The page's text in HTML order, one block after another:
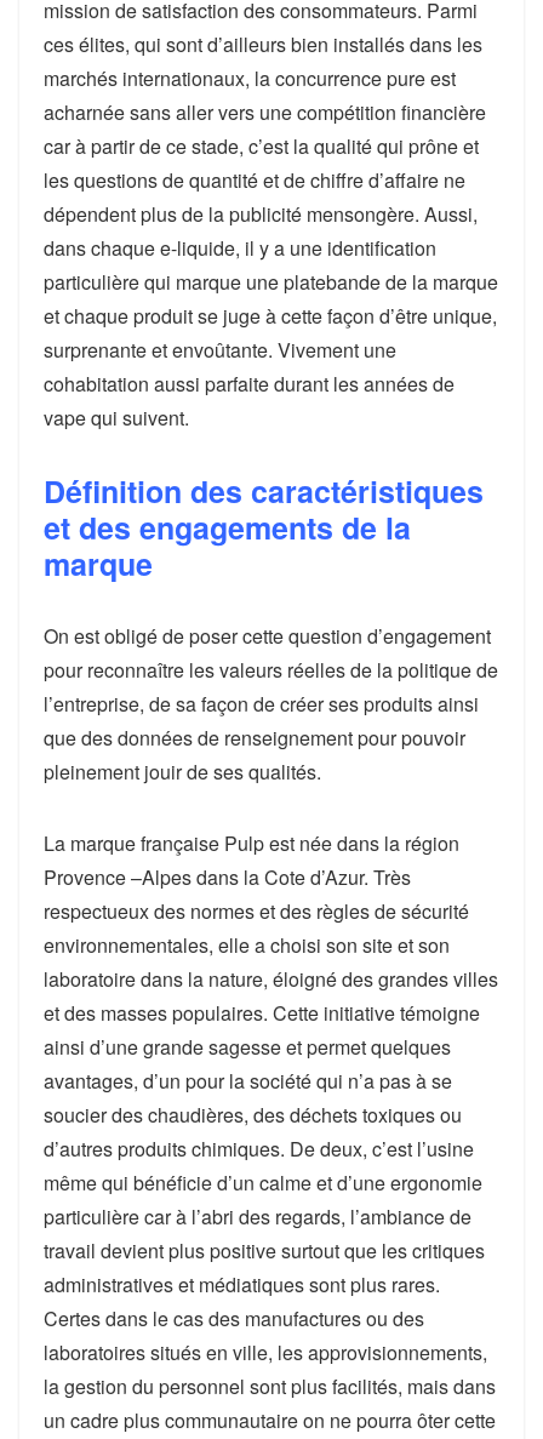
mission de satisfaction des consommateurs. Parmi
ces élites, qui sont d’ailleurs bien installés dans les
marchés internationaux, la concurrence pure est
acharnée sans aller vers une compétition financière
car à partir de ce stade, c’est la qualité qui prône et
les questions de quantité et de chiffre d’affaire ne
dépendent plus de la publicité mensongère. Aussi,
dans chaque e-liquide, il y a une identification
particulière qui marque une platebande de la marque
et chaque produit se juge à cette façon d’être unique,
surprenante et envoûtante. Vivement une
cohabitation aussi parfaite durant les années de
vape qui suivent.
Définition des caractéristiques
et des engagements de la
marque
On est obligé de poser cette question d’engagement
pour reconnaître les valeurs réelles de la politique de
l’entreprise, de sa façon de créer ses produits ainsi
que des données de renseignement pour pouvoir
pleinement jouir de ses qualités.
La marque française Pulp est née dans la région
Provence –Alpes dans la Cote d’Azur. Très
respectueux des normes et des règles de sécurité
environnementales, elle a choisi son site et son
laboratoire dans la nature, éloigné des grandes villes
et des masses populaires. Cette initiative témoigne
ainsi d’une grande sagesse et permet quelques
avantages, d’un pour la société qui n’a pas à se
soucier des chaudières, des déchets toxiques ou
d’autres produits chimiques. De deux, c’est l’usine
même qui bénéficie d’un calme et d’une ergonomie
particulière car à l’abri des regards, l’ambiance de
travail devient plus positive surtout que les critiques
administratives et médiatiques sont plus rares.
Certes dans le cas des manufactures ou des
laboratoires situés en ville, les approvisionnements,
la gestion du personnel sont plus facilités, mais dans
un cadre plus communautaire on ne pourra ôter cette